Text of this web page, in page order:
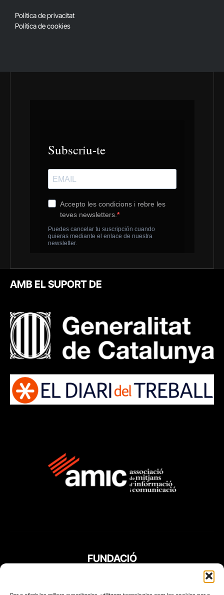
Política de privacitat
Política de cookies
AMB EL SUPORT DE
FUNDACIÓ